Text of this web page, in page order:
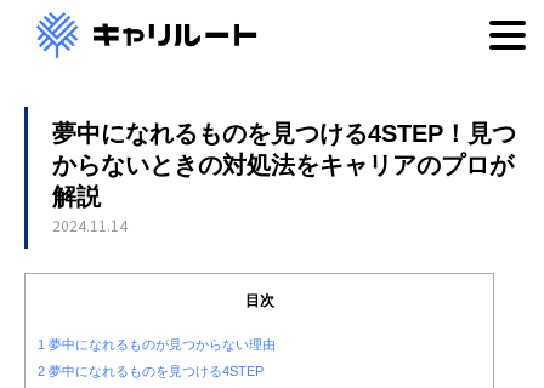
夢中になれるものを見つける4STEP！見つ
からないときの対処法をキャリアのプロが
解説
2024.11.14
目次
1 夢中になれるものが見つからない理由
2 夢中になれるものを見つける4STEP